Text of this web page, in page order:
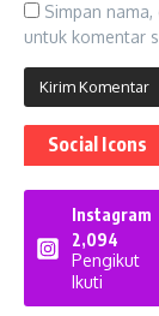
Simpan
untuk komentar
Social Icons
Instagram
2,094
Pengikut
Ikuti